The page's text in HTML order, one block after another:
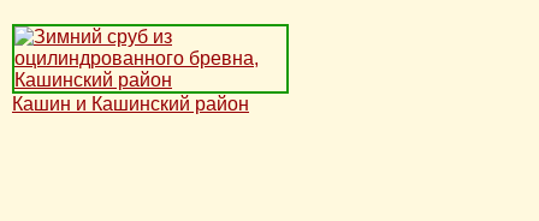
Кашин и Кашинский район